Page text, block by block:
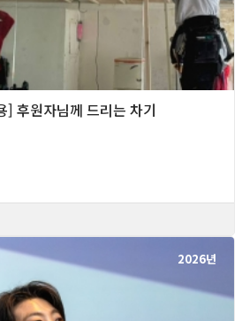
후원자님께 드리는 차기
2026년